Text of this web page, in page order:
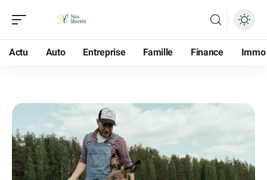
Actu Auto Entreprise Famille Finance Immo